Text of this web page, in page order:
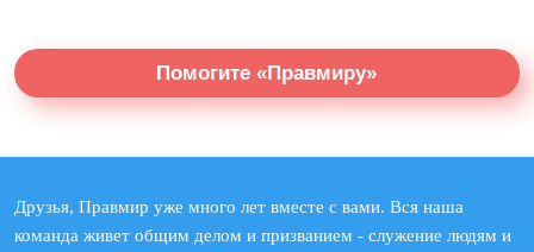
Помогите «Правмиру»
Друзья, Правмир уже много лет вместе с вами. Вся наша
команда живет общим делом и призванием - служение людям и